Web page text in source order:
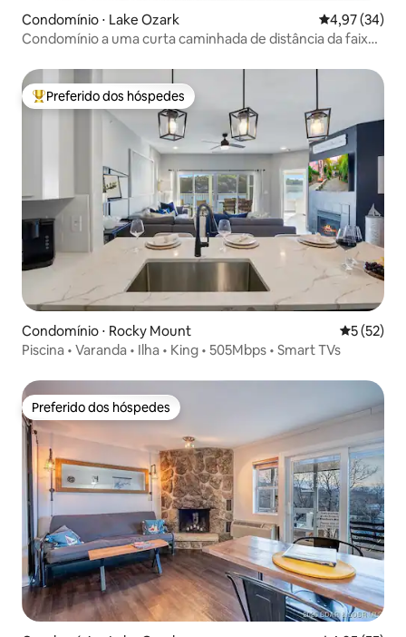
Condomínio ⋅ Lake Ozark 4,97 de uma
4,97 (34)
Condomínio a uma curta caminhada de distância da faixa
Entre os melhores preferidos dos hóspedes
Preferido dos hóspedes
Condomínio ⋅ Rocky Mount 5 de uma
5 (52)
Piscina • Varanda • Ilha • King • 505Mbps • Smart TVs
Preferido dos hóspedes
Preferido dos hóspedes